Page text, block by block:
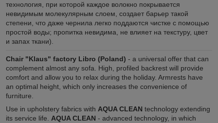
технология, при которой каждое волокно покрывается
невидимым молекулярным слоем, создает барьер такой
степени, что даже чернила легко поддаются чистке с помощью
простой воды; пропитка невидима, не влияет на текстуру, цвет
и запах ткани).
Chair "Klaus" factory Libro (Poland) - a universal offer that can
complement almost any sofa. High, profiled backrest will provide
comfort and allow you to relax during the holiday. Armrests have
an optimal height, which only increases the convenience of
furniture.
Use in upholstery fabrics with AQUA CLEAN technology extending
its service life. AQUA CLEAN - advanced technology, in which